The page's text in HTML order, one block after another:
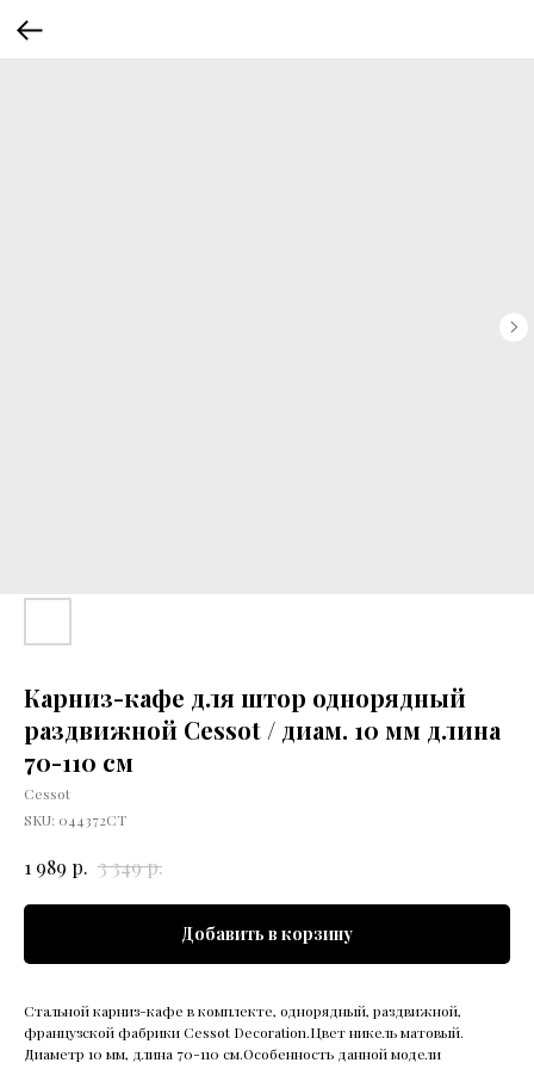
Карниз-кафе для штор однорядный
раздвижной Cessot / диам. 10 мм длина
70-110 см
Cessot
SKU: 044372CT
1 989 р. 3 349р.
Добавить в корзину
Стальной карниз-кафе в комплекте, однорядный, раздвижной,
французской фабрики Cessot Decoration.Цвет никель матовый.
Диаметр 10 мм, длина 70-110 см.Особенность данной модели